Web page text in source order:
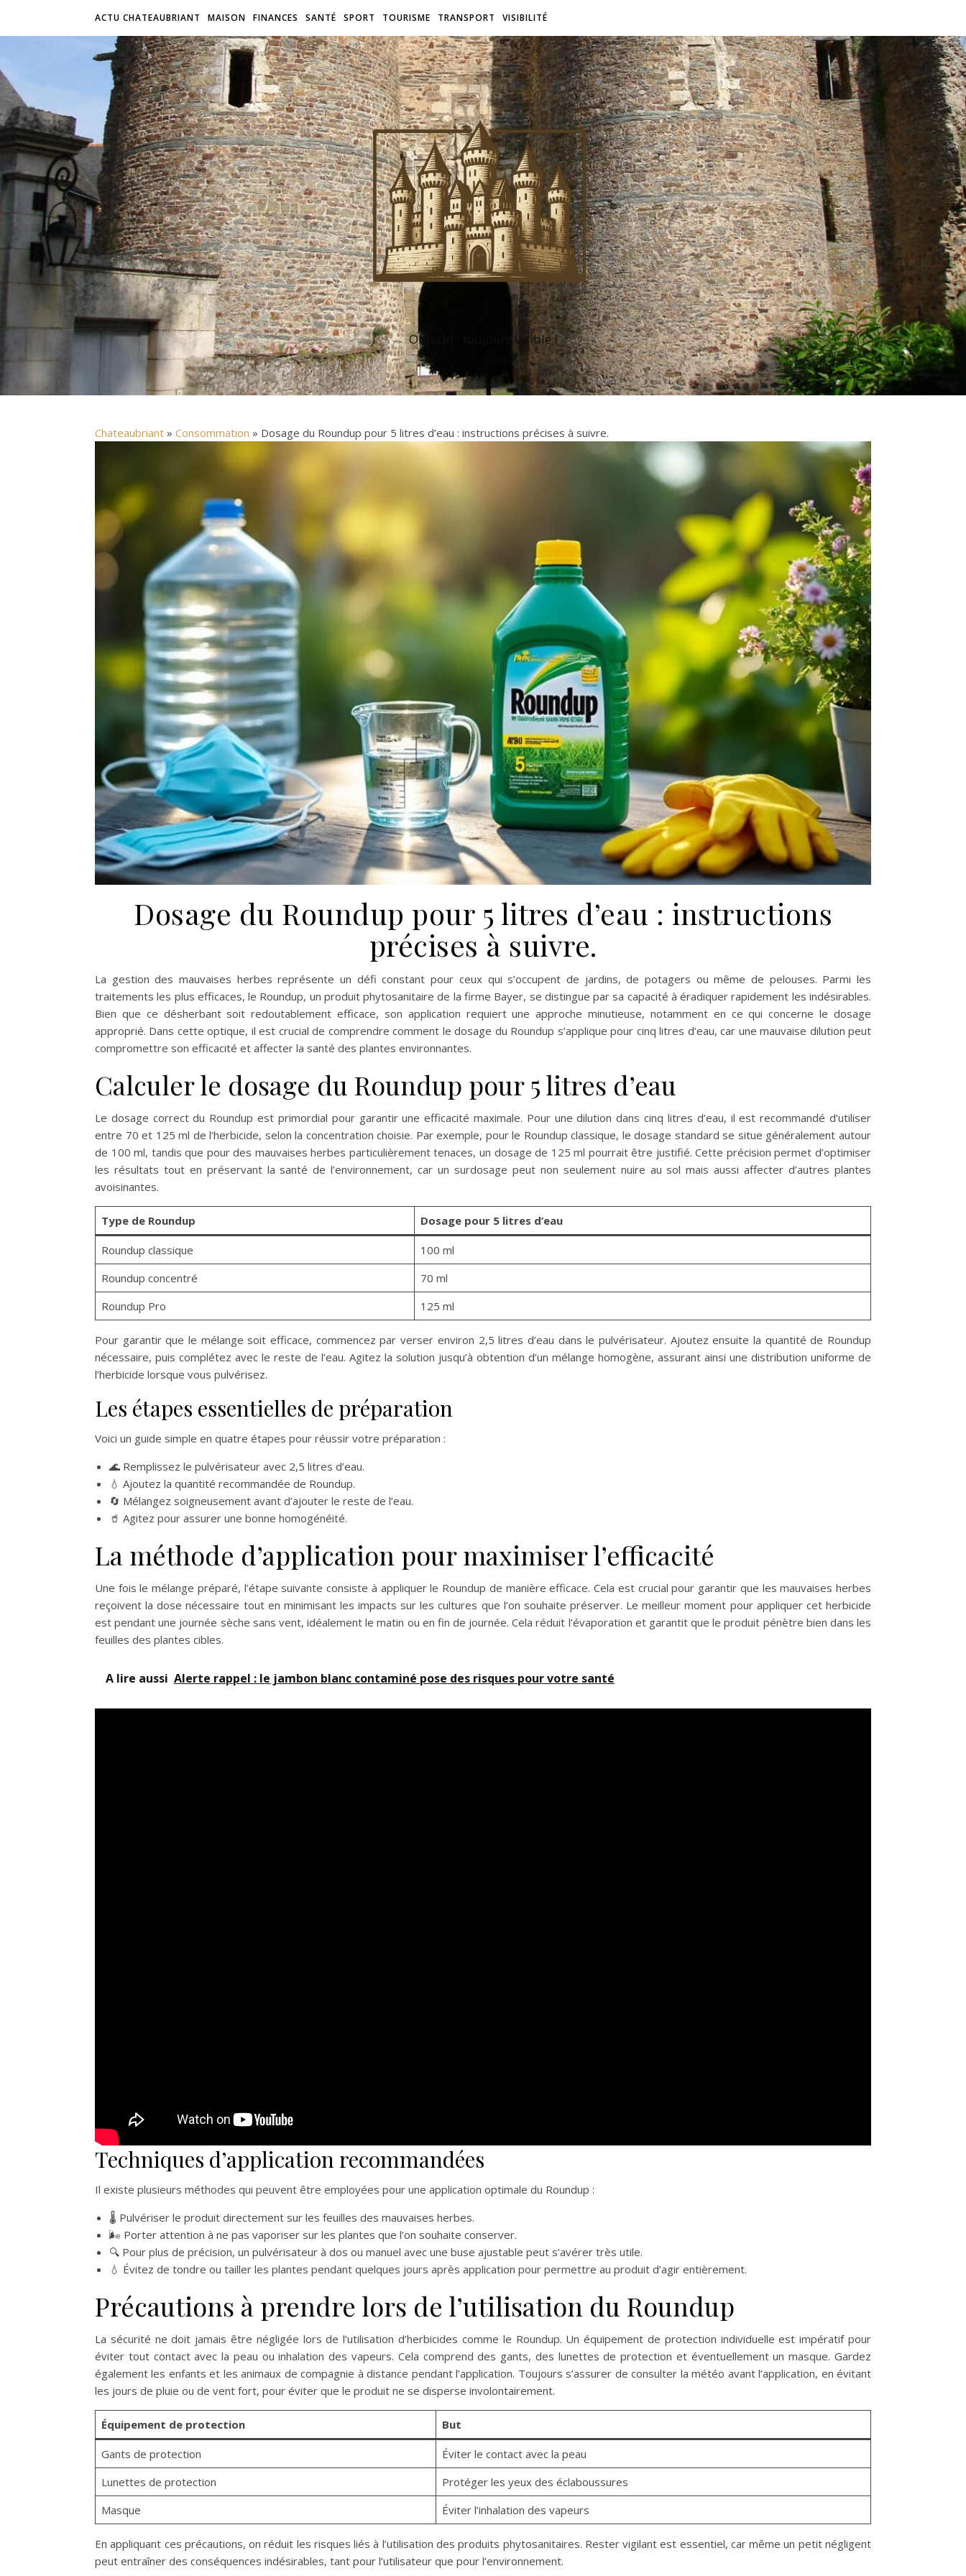
ACTU CHATEAUBRIANT MAISON FINANCES SANTÉ SPORT TOURISME TRANSPORT VISIBILITÉ
Objectif : toujours visible !
Chateaubriant » Consommation » Dosage du Roundup pour 5 litres d’eau : instructions précises à suivre.
Dosage du Roundup pour 5 litres d’eau : instructions
précises à suivre.
La gestion des mauvaises herbes représente un défi constant pour ceux qui s’occupent de jardins, de potagers ou même de pelouses. Parmi les
traitements les plus efficaces, le Roundup, un produit phytosanitaire de la firme Bayer, se distingue par sa capacité à éradiquer rapidement les indésirables.
Bien que ce désherbant soit redoutablement efficace, son application requiert une approche minutieuse, notamment en ce qui concerne le dosage
approprié. Dans cette optique, il est crucial de comprendre comment le dosage du Roundup s’applique pour cinq litres d’eau, car une mauvaise dilution peut
compromettre son efficacité et affecter la santé des plantes environnantes.
Calculer le dosage du Roundup pour 5 litres d’eau
Le dosage correct du Roundup est primordial pour garantir une efficacité maximale. Pour une dilution dans cinq litres d’eau, il est recommandé d’utiliser
entre 70 et 125 ml de l’herbicide, selon la concentration choisie. Par exemple, pour le Roundup classique, le dosage standard se situe généralement autour
de 100 ml, tandis que pour des mauvaises herbes particulièrement tenaces, un dosage de 125 ml pourrait être justifié. Cette précision permet d’optimiser
les résultats tout en préservant la santé de l’environnement, car un surdosage peut non seulement nuire au sol mais aussi affecter d’autres plantes
avoisinantes.
Type de Roundup Dosage pour 5 litres d’eau
Roundup classique
100 ml
Roundup concentré
70 ml
Roundup Pro
125 ml
Pour garantir que le mélange soit efficace, commencez par verser environ 2,5 litres d’eau dans le pulvérisateur. Ajoutez ensuite la quantité de Roundup
nécessaire, puis complétez avec le reste de l’eau. Agitez la solution jusqu’à obtention d’un mélange homogène, assurant ainsi une distribution uniforme de
l’herbicide lorsque vous pulvérisez.
Les étapes essentielles de préparation
Voici un guide simple en quatre étapes pour réussir votre préparation :
🌊 Remplissez le pulvérisateur avec 2,5 litres d’eau.
💧 Ajoutez la quantité recommandée de Roundup.
🔄 Mélangez soigneusement avant d’ajouter le reste de l’eau.
🥤 Agitez pour assurer une bonne homogénéité.
La méthode d’application pour maximiser l’efficacité
Une fois le mélange préparé, l’étape suivante consiste à appliquer le Roundup de manière efficace. Cela est crucial pour garantir que les mauvaises herbes
reçoivent la dose nécessaire tout en minimisant les impacts sur les cultures que l’on souhaite préserver. Le meilleur moment pour appliquer cet herbicide
est pendant une journée sèche sans vent, idéalement le matin ou en fin de journée. Cela réduit l’évaporation et garantit que le produit pénètre bien dans les
feuilles des plantes cibles.
A lire aussi Alerte rappel : le jambon blanc contaminé pose des risques pour votre santé
Techniques d’application recommandées
Il existe plusieurs méthodes qui peuvent être employées pour une application optimale du Roundup :
🌡️ Pulvériser le produit directement sur les feuilles des mauvaises herbes.
🌬️ Porter attention à ne pas vaporiser sur les plantes que l’on souhaite conserver.
🔍 Pour plus de précision, un pulvérisateur à dos ou manuel avec une buse ajustable peut s’avérer très utile.
💧 Évitez de tondre ou tailler les plantes pendant quelques jours après application pour permettre au produit d’agir entièrement.
Précautions à prendre lors de l’utilisation du Roundup
La sécurité ne doit jamais être négligée lors de l’utilisation d’herbicides comme le Roundup. Un équipement de protection individuelle est impératif pour
éviter tout contact avec la peau ou inhalation des vapeurs. Cela comprend des gants, des lunettes de protection et éventuellement un masque. Gardez
également les enfants et les animaux de compagnie à distance pendant l’application. Toujours s’assurer de consulter la météo avant l’application, en évitant
les jours de pluie ou de vent fort, pour éviter que le produit ne se disperse involontairement.
Équipement de protection But
Gants de protection
Éviter le contact avec la peau
Lunettes de protection
Protéger les yeux des éclaboussures
Masque
Éviter l’inhalation des vapeurs
En appliquant ces précautions, on réduit les risques liés à l’utilisation des produits phytosanitaires. Rester vigilant est essentiel, car même un petit négligent
peut entraîner des conséquences indésirables, tant pour l’utilisateur que pour l’environnement.